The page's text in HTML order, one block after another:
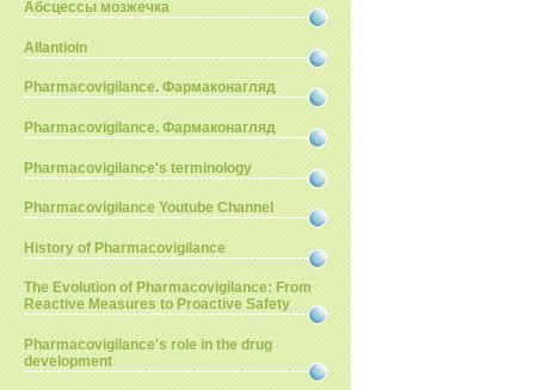
Абсцессы мозжечка
Allantioin
Pharmacovigilance. Фармаконагляд
Pharmacovigilance. Фармаконагляд
Pharmacovigilance's terminology
Pharmacovigilance Youtube Channel
History of Pharmacovigilance
The Evolution of Pharmacovigilance: From
Reactive Measures to Proactive Safety
Pharmacovigilance's role in the drug
development